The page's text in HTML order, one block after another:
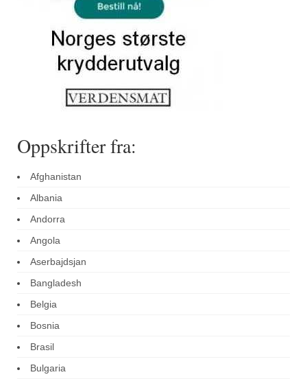
Oppskrifter fra:
Afghanistan
Albania
Andorra
Angola
Aserbajdsjan
Bangladesh
Belgia
Bosnia
Brasil
Bulgaria